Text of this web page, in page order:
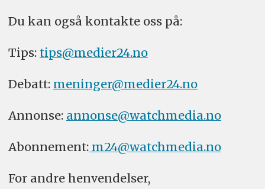
Du kan også kontakte oss på:
Tips: tips@medier24.no
Debatt: meninger@medier24.no
Annonse: annonse@watchmedia.no
Abonnement:m24@watchmedia.no
For andre henvendelser,